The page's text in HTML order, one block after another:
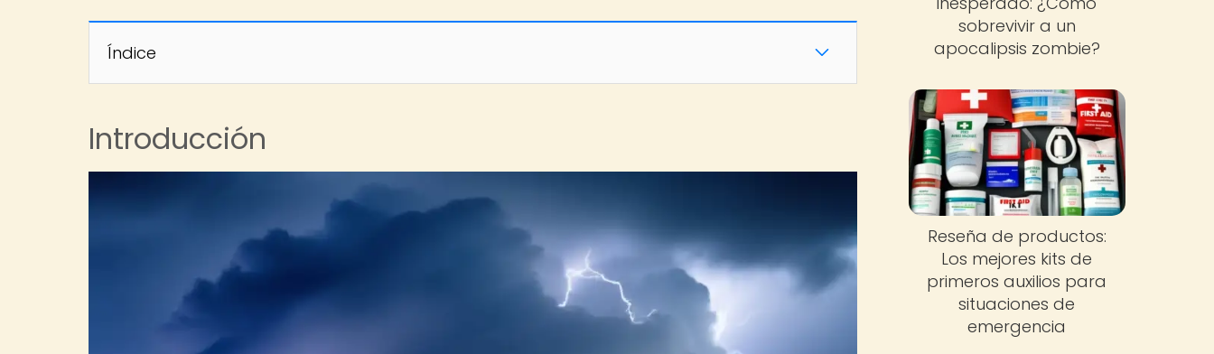
Índice
Introducción
sobrevivir a un
apocalipsis zombie?
Reseña de productos:
Los mejores kits de
primeros auxilios para
situaciones de
emergencia